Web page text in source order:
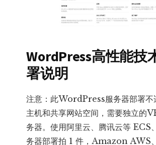
WordPress高性能技
署说明
注意：此WordPress服务器部署不
主机和共享网站空间，需要独立的
务器。使用阿里云、腾讯云等 ECS
务器部署拍 1 件，Amazon AWS、